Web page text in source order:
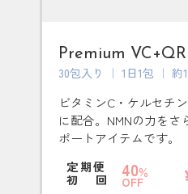
Premium VC+QR
30包入り ｜ 1日1包 ｜ 約
ビタミンC・ケルセチ
に配合。NMNの力をさ
ポートアイテムです。
定期便
初回
40％
OFF